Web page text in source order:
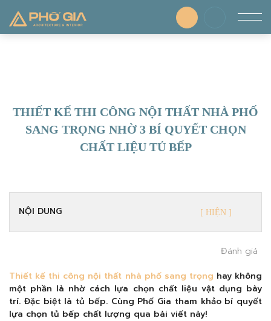
THIẾT KẾ THI CÔNG NỘI THẤT NHÀ PHỐ
SANG TRỌNG NHỜ 3 BÍ QUYẾT CHỌN
CHẤT LIỆU TỦ BẾP
NỘI DUNG
Đánh giá
Thiết kế thi công nội thất nhà phố sang trọng hay không
một phần là nhờ cách lựa chọn chất liệu vật dụng bày
trí. Đặc biệt là tủ bếp. Cùng Phố Gia tham khảo bí quyết
lựa chọn tủ bếp chất lượng qua bài viết này!